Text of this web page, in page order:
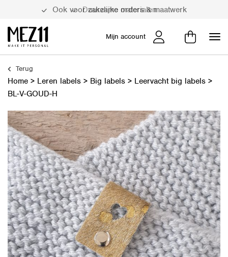
Duurzame materialen
Mijn account
Terug
Home > Leren labels > Big labels > Leervacht big labels >
BL-V-GOUD-H